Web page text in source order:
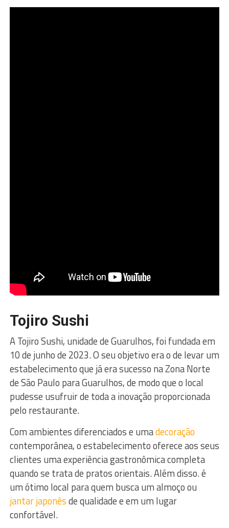
Tojiro Sushi
A Tojiro Sushi, unidade de Guarulhos, foi fundada em
10 de junho de 2023. O seu objetivo era o de levar um
estabelecimento que já era sucesso na Zona Norte
de São Paulo para Guarulhos, de modo que o local
pudesse usufruir de toda a inovação proporcionada
pelo restaurante.
Com ambientes diferenciados e umadecoração
contemporânea, o estabelecimento oferece aos seus
clientes uma experiência gastronômica completa
quando se trata de pratos orientais. Além disso. é
um ótimo local para quem busca um almoço ou
jantar japonêsde qualidade e em um lugar
confortável.